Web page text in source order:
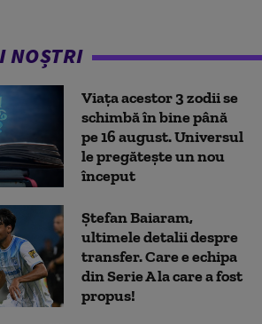
NOȘTRI
Viața acestor 3 zodii se
schimbă în bine până
pe 16 august. Universul
le pregătește un nou
început
Ștefan Baiaram,
ultimele detalii despre
transfer. Care e echipa
din Serie A la care a fost
propus!